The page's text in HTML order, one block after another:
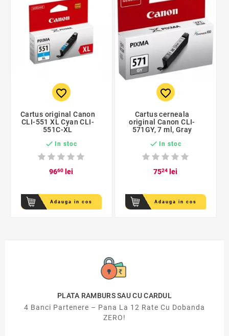
favorite_border
Cartus original Canon
CLI-551 XL Cyan CLI-
551C-XL
 In stoc
9660 lei
Adauga in cos
favorite_border
Cartus cerneala
original Canon CLI-
571GY, 7 ml, Gray
 In stoc
7524 lei
Adauga in cos
PLATA RAMBURS SAU CU CARDUL
4 Banci Partenere – Pana La 12 Rate Cu Dobanda
ZERO!